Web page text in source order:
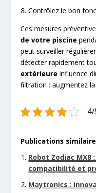
Contrôlez le bon
Ces mesures
de votre piscine
peut surveiller
détecter rapidement
extérieure influence
filtration : augmentez
Publications
Robot Zodiac
compatibilité et
Maytronics :